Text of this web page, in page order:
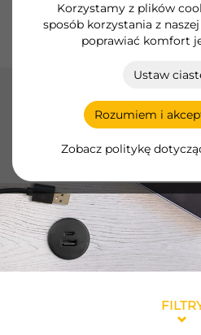
Korzystamy z plików
sposób korzystania z
poprawiać komfort
Ustaw
Rozumiem i
Zobacz politykę
Złącza Emuca, idealne do
twojej przestrzeni roboczej,
portów ładowania i danych